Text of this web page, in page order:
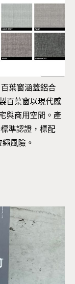
葉窗涵蓋鋁合
百葉窗以現代感
與商用空間。產
準認證，標配
風險。